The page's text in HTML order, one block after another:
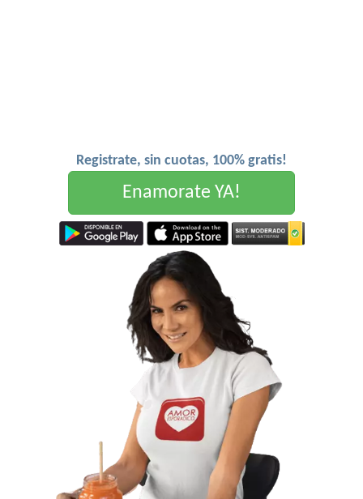
Registrate, sin cuotas, 100% gratis!
Enamorate YA!